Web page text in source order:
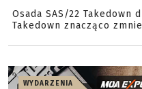
Osada SAS/22 Takedown
Takedown znacząco
WYDARZENIA